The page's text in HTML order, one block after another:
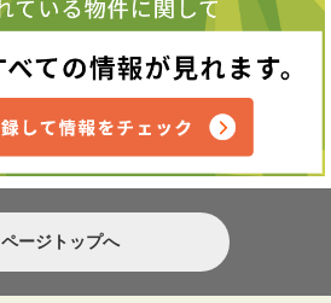
ページトップへ